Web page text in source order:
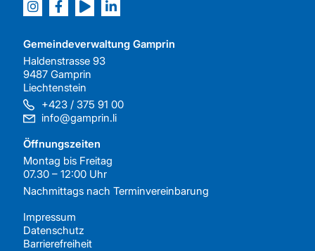
Gemeindeverwaltung Gamprin
Haldenstrasse 93
9487 Gamprin
Liechtenstein
+423 / 375 91 00
info@gamprin.li
Öffnungszeiten
Montag bis Freitag
07.30 – 12:00 Uhr
Nachmittags nach Terminvereinbarung
Impressum
Datenschutz
Barrierefreiheit